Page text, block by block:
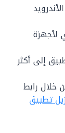
لأجهزة
إلى أكثر
خلال رابط
تطبيق